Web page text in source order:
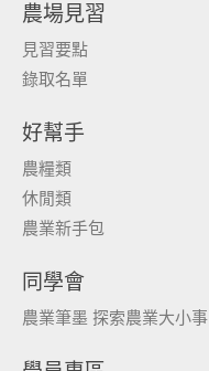
農場見習
見習要點
錄取名單
好幫手
農糧類
休閒類
農業新手包
同學會
農業筆墨 探索農業大小事